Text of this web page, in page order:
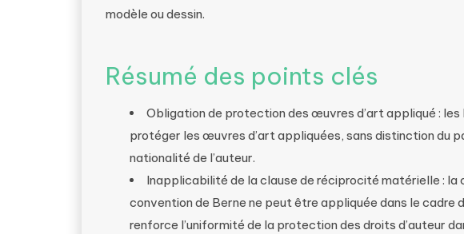
modèle ou dessin.
Résumé des points clés
Obligation de protection des œuvres d’art appliqué :
protéger les œuvres d’art appliquées, sans distinction du
nationalité de l’auteur.
Inapplicabilité de la clause de réciprocité matérielle :
convention de Berne ne peut être appliquée dans le cadre
renforce l’uniformité de la protection des droits d’auteur